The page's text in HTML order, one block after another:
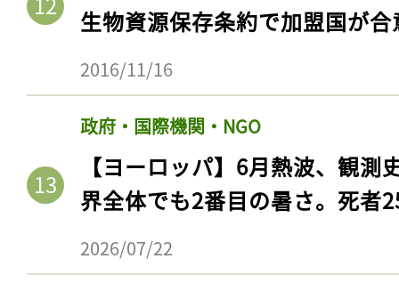
生物資源保存条約で加盟国が合
2016/11/16
政府・国際機関・NGO
【ヨーロッパ】6月熱波、観
界全体でも2番目の暑さ。死者
2026/07/22